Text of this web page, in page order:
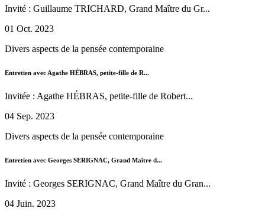
Invité : Guillaume TRICHARD, Grand Maître du Gr...
01 Oct. 2023
Divers aspects de la pensée contemporaine
Entretien avec Agathe HÉBRAS, petite-fille de R...
Invitée : Agathe HÉBRAS, petite-fille de Robert...
04 Sep. 2023
Divers aspects de la pensée contemporaine
Entretien avec Georges SERIGNAC, Grand Maître d...
Invité : Georges SERIGNAC, Grand Maître du Gran...
04 Juin. 2023